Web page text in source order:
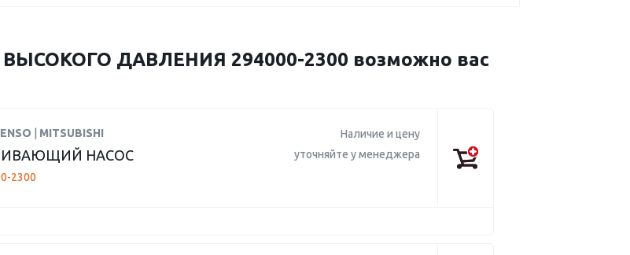
ДАВЛЕНИЯ 294000-2300 возможно вас
MITSUBISHI
НАСОС
2300
Наличие и цену
уточняйте у менеджера